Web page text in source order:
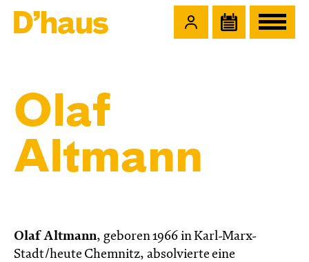
Olaf
Altmann
Olaf Altmann, geboren 1966 in Karl-Marx-
Stadt/heute Chemnitz, absolvierte eine